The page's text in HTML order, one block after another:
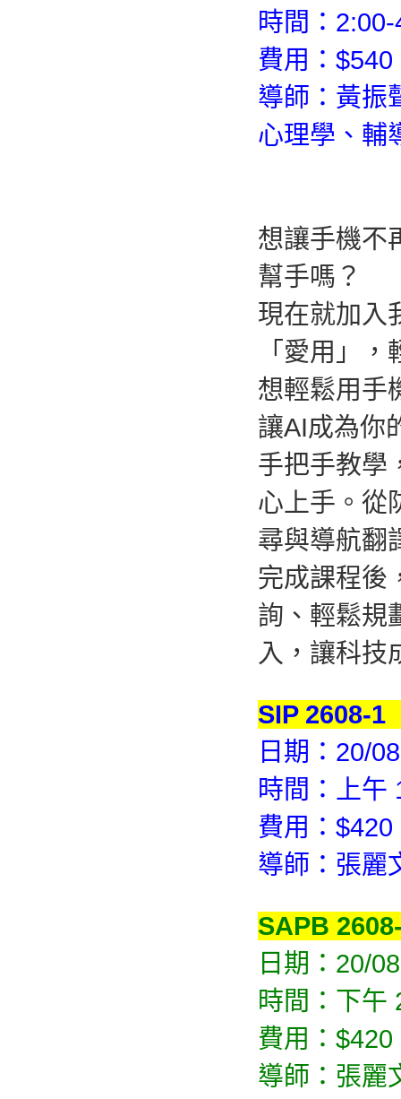
時間：
費用：
導師：黃振
心理學、輔
想讓手機不
幫手嗎？
現在就加入
「愛用」
想輕鬆用手
讓AI成為你
手把手教學
心上手。從
尋與導航翻
完成課程後
詢、輕鬆規
入，讓科技
SIP 2608-
日期：20/
時間：上午
費用：
導師：張麗
SAPB
日期：20/
時間：下午
費用：
導師：張麗